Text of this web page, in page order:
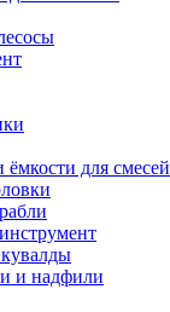
для смесей
и надфили